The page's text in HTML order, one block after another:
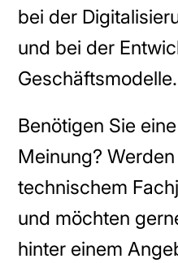
bei der
und bei der
Geschäftsmodelle.
Benötigen Sie
Meinung?
technischem
und möchten
hinter einem